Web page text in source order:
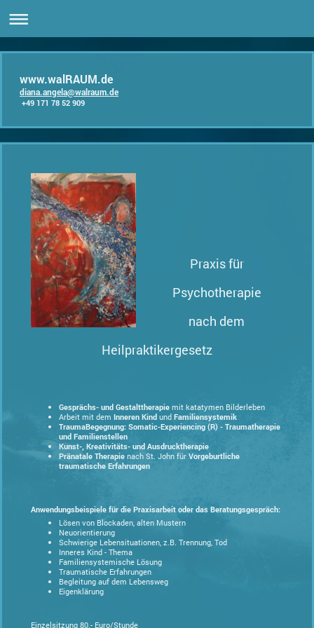
www.walRAUM.de
diana.angela@walraum.de
+49 171 78 52 909
Praxis für
Psychotherapie
nach dem
Heilpraktikergesetz
Gesprächs- und Gestalttherapie mit katatymen Bilderleben
Arbeit mit dem Inneren Kind und Familiensystemik
TraumaBegegnung: Somatic-Experiencing (R) - Traumatherapie
und Familienstellen
Kunst-, Kreativitäts- und Ausdrucktherapie
Pränatale Therapie nach St. John für Vorgeburtliche
traumatische Erfahrungen
Anwendungsbeispiele für die Praxisarbeit oder das Beratungsgespräch:
Lösen von Blockaden, alten Mustern
Neuorientierung
Schwierige Lebensituationen, z.B. Trennung, Tod
Inneres Kind - Thema
Familiensystemische Lösung
Traumatische Erfahrungen
Begleitung auf dem Lebensweg
Eigenklärung
Einzelsitzung 80.- Euro/Stunde